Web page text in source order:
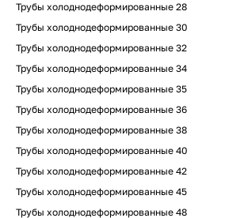
Трубы холоднодеформированные 28
Трубы холоднодеформированные 30
Трубы холоднодеформированные 32
Трубы холоднодеформированные 34
Трубы холоднодеформированные 35
Трубы холоднодеформированные 36
Трубы холоднодеформированные 38
Трубы холоднодеформированные 40
Трубы холоднодеформированные 42
Трубы холоднодеформированные 45
Трубы холоднодеформированные 48